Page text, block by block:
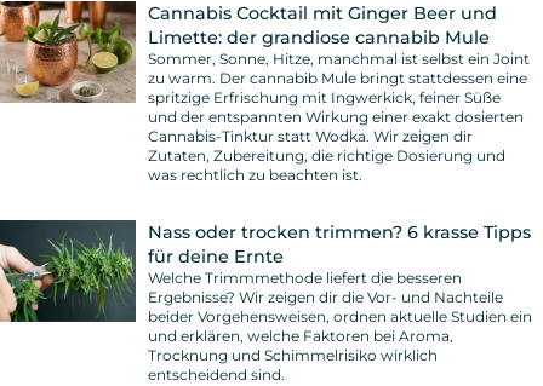
Cannabis Cocktail mit Ginger Beer und
Limette: der grandiose cannabib Mule
Sommer, Sonne, Hitze, manchmal ist selbst ein Joint
zu warm. Der cannabib Mule bringt stattdessen eine
spritzige Erfrischung mit Ingwerkick, feiner Süße
und der entspannten Wirkung einer exakt dosierten
Cannabis-Tinktur statt Wodka. Wir zeigen dir
Zutaten, Zubereitung, die richtige Dosierung und
was rechtlich zu beachten ist.
Nass oder trocken trimmen? 6 krasse Tipps
für deine Ernte
Welche Trimmmethode liefert die besseren
Ergebnisse? Wir zeigen dir die Vor- und Nachteile
beider Vorgehensweisen, ordnen aktuelle Studien ein
und erklären, welche Faktoren bei Aroma,
Trocknung und Schimmelrisiko wirklich
entscheidend sind.